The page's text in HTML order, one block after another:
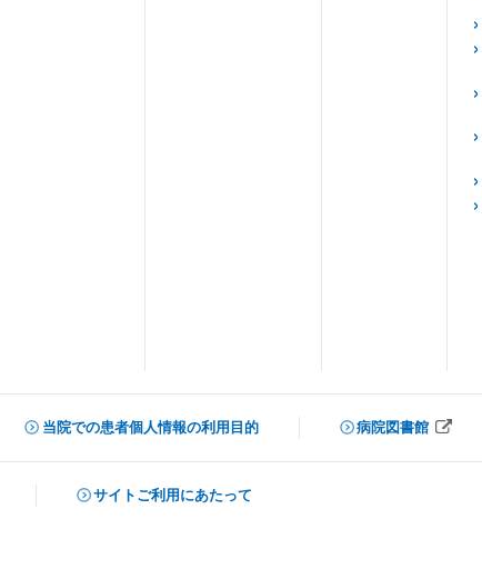
当院での患者個人情報の利用目的
病院図書館
サイトご利用にあたって